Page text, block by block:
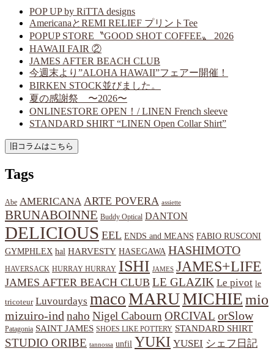
POP UP by RiTTA designs
AmericanaとREMI RELIEF プリントTee
POPUP STORE〝GOOD SHOT COFFEE〟 2026
HAWAII FAIR ②
JAMES AFTER BEACH CLUB
今週末より”ALOHA HAWAII”フェアー開催！
BIRKEN STOCK並びました。
夏の感謝祭 〜2026〜
ONLINESTORE OPEN！/ LINEN French sleeve
STANDARD SHIRT “LINEN Open Collar Shirt”
Tags
Abe AMERICANA ARTE POVERA assiette
BRUNABOINNE Buddy Optical DANTON
DELICIOUS EEL ENDS and MEANS FABIO RUSCONI
GYMPHLEX hal HARVESTY HASEGAWA HASHIMOTO
HAVERSACK HURRAY HURRAY ISHI JAMES JAMES+LIFE
JAMES AFTER BEACH CLUB LE GLAZIK Le pivot le
tricoteur Luvourdays macoMARUMICHIEmio
mizuiro-ind naho Nigel Cabourn ORCIVAL orSlow
Patagonia SAINT JAMES SHOES LIKE POTTERY STANDARD SHIRT
STUDIO ORIBE tannossa unfil YUKI YUSEI シェフ日記